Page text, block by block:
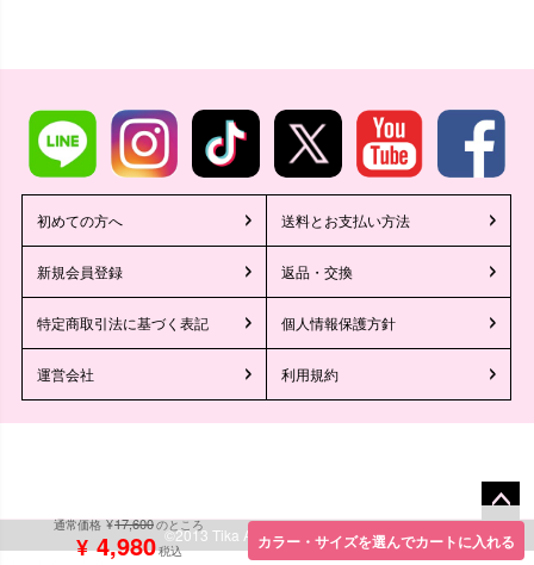
通常価格 ¥17,600のところ
¥ 4,980税込 カラー・サイズを選んでカートに入れる
初めての方へ 送料とお支払い方法
新規会員登録 返品・交換
特定商取引法に基づく表記 個人情報保護方針
運営会社 利用規約
ペー
ジト
©2013 Tika All Rights reserved.